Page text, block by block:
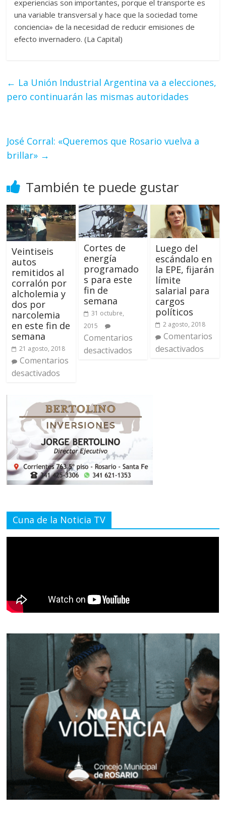
experiencias son importantes, porque el transporte es
una variable transversal y hace que la sociedad tome
conciencia» de la necesidad de reducir emisiones de
efecto invernadero. (La Capital)
← La Unión Industrial Argentina va a elecciones,
pero continuarán las mismas autoridades
José Corral: «Queremos que Rosario vuelva a
brillar» →
También te puede gustar
Veintiseis
autos
remitidos al
corralón por
alcholemia y
dos por
narcolemia
en este fin de
semana
21 agosto, 2018
Comentarios
desactivados
Cortes de
energía
programado
s para este
fin de
semana
31 octubre,
2015
Comentarios
desactivados
Luego del
escándalo en
la EPE, fijarán
límite
salarial para
cargos
políticos
2 agosto, 2018
Comentarios
desactivados
Cuna de la Noticia TV